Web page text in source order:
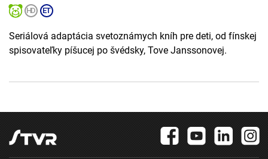
Seriálová adaptácia svetoznámych kníh pre deti, od fínskej
spisovateľky píšucej po švédsky, Tove Janssonovej.